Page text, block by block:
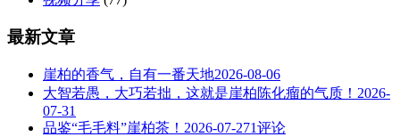
最新文章
崖柏的香气，自有一番天地2026-08-06
大智若愚，大巧若拙，这就是崖柏陈化瘤的气质！ 2026-
07-31
品鉴“毛毛料”崖柏茶！ 2026-07-271评论